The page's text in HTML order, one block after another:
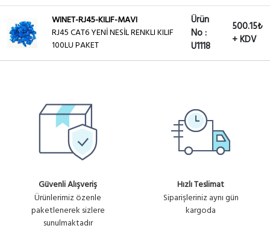
WINET-RJ45-KILIF-MAVI
RJ45 CAT6 YENİ NESİL RENKLI KILIF
100LU PAKET
Ürün
No :
U1118
500.15₺
+ KDV
Güvenli Alışveriş
Ürünlerimiz özenle
paketlenerek sizlere
sunulmaktadır
Hızlı Teslimat
Siparişleriniz aynı gün
kargoda